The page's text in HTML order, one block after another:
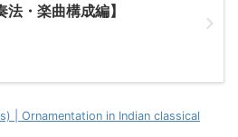
法・楽曲構成編】
| Ornamentation in Indian classical